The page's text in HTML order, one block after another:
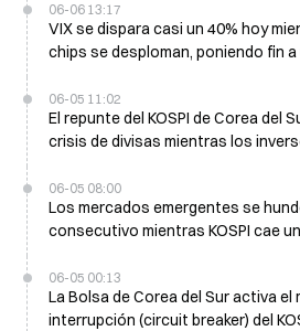
06-06 13:17
VIX se dispara casi un 40% hoy
chips se desploman, poniendo fin
06-05 11:02
El repunte del KOSPI de Corea del
crisis de divisas mientras los
06-05 08:00
Los mercados emergentes se
consecutivo mientras KOSPI cae
06-05 00:13
La Bolsa de Corea del Sur activa el
interrupción (circuit breaker) del